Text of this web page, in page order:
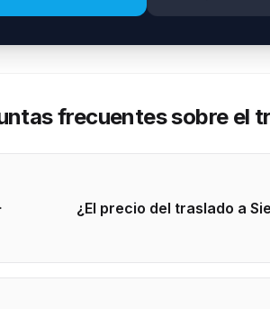
frecuentes sobre el
¿El precio del traslado a